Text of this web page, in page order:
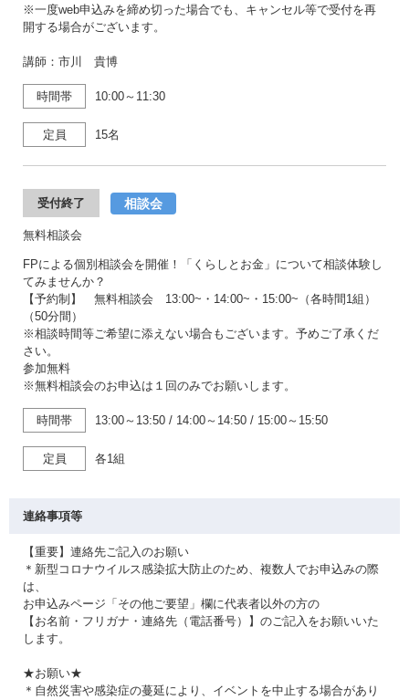
※一度web申込みを締め切った場合でも、キャンセル等で受付を再
開する場合がございます。
講師：市川 貴博
時間帯 10:00～11:30
定員 15名
受付終了 相談会
無料相談会
FPによる個別相談会を開催！「くらしとお金」について相談体験し
てみませんか？
【予約制】 無料相談会 13:00~・14:00~・15:00~（各時間1組）
（50分間）
※相談時間等ご希望に添えない場合もございます。予めご了承くだ
さい。
参加無料
※無料相談会のお申込は１回のみでお願いします。
時間帯 13:00～13:50 / 14:00～14:50 / 15:00～15:50
定員 各1組
連絡事項等
【重要】連絡先ご記入のお願い
＊新型コロナウイルス感染拡大防止のため、複数人でお申込みの際
は、
お申込みページ「その他ご要望」欄に代表者以外の方の
【お名前・フリガナ・連絡先（電話番号）】のご記入をお願いいた
します。
★お願い★
＊自然災害や感染症の蔓延により、イベントを中止する場合があり